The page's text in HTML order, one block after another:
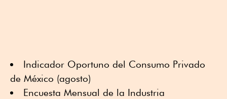
Indicador Oportuno del Consumo Privado
de México (agosto)
Encuesta Mensual de la Industria